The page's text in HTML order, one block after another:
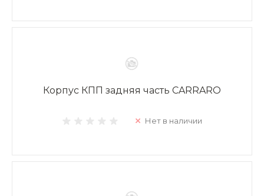
Корпус КПП задняя часть CARRARO
Нет в наличии